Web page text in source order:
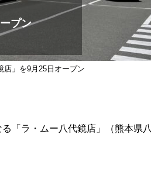
プン
店」を9月25日オープン
「ラ・ムー八代鏡店」（熊本県八